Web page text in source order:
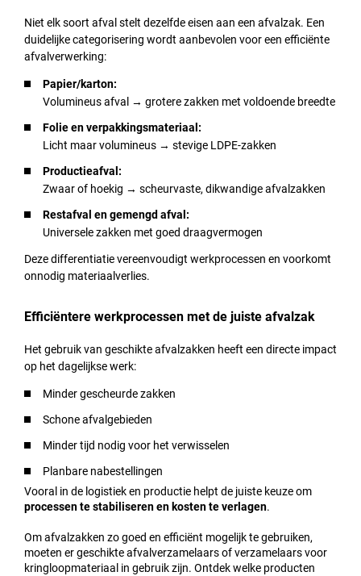
Niet elk soort afval stelt dezelfde eisen aan een afvalzak. Een
duidelijke categorisering wordt aanbevolen voor een efficiënte
afvalverwerking:
Papier/karton:
Volumineus afval → grotere zakken met voldoende breedte
Folie en verpakkingsmateriaal:
Licht maar volumineus → stevige LDPE-zakken
Productieafval:
Zwaar of hoekig → scheurvaste, dikwandige afvalzakken
Restafval en gemengd afval:
Universele zakken met goed draagvermogen
Deze differentiatie vereenvoudigt werkprocessen en voorkomt
onnodig materiaalverlies.
Efficiëntere werkprocessen met de juiste afvalzak
Het gebruik van geschikte afvalzakken heeft een directe impact
op het dagelijkse werk:
Minder gescheurde zakken
Schone afvalgebieden
Minder tijd nodig voor het verwisselen
Planbare nabestellingen
Vooral in de logistiek en productie helpt de juiste keuze om
processen te stabiliseren en kosten te verlagen.
Om afvalzakken zo goed en efficiënt mogelijk te gebruiken,
moeten er geschikte afvalverzamelaars of verzamelaars voor
kringloopmateriaal in gebruik zijn. Ontdek welke producten